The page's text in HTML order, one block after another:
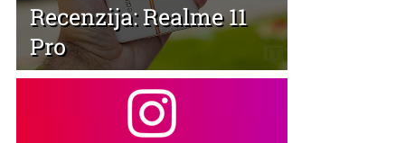
Recenzija: Realme 11
Pro